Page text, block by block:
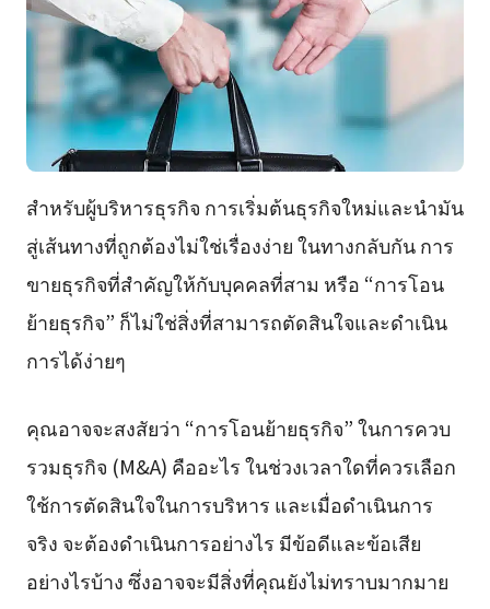
สำหรับผู้บริหารธุรกิจ การเริ่มต้นธุรกิจใหม่และนำมัน
สู่เส้นทางที่ถูกต้องไม่ใช่เรื่องง่าย ในทางกลับกัน การ
ขายธุรกิจที่สำคัญให้กับบุคคลที่สาม หรือ “การโอน
ย้ายธุรกิจ” ก็ไม่ใช่สิ่งที่สามารถตัดสินใจและดำเนิน
การได้ง่ายๆ
คุณอาจจะสงสัยว่า “การโอนย้ายธุรกิจ” ในการควบ
รวมธุรกิจ (M&A) คืออะไร ในช่วงเวลาใดที่ควรเลือก
ใช้การตัดสินใจในการบริหาร และเมื่อดำเนินการ
จริง จะต้องดำเนินการอย่างไร มีข้อดีและข้อเสีย
อย่างไรบ้าง ซึ่งอาจจะมีสิ่งที่คุณยังไม่ทราบมากมาย